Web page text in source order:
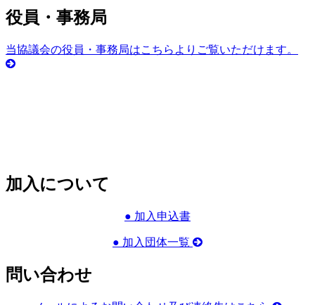
役員・事務局
当協議会の役員・事務局はこちらよりご覧いただけます。
加入について
● 加入申込書
● 加入団体一覧
問い合わせ